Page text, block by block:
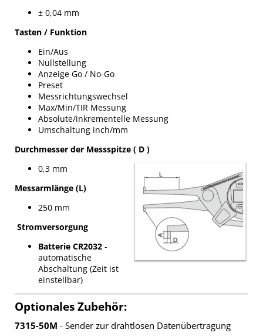
± 0,04 mm
Tasten / Funktion
Ein/Aus
Nullstellung
Anzeige Go / No-Go
Preset
Messrichtungswechsel
Max/Min/TIR Messung
Absolute/inkrementelle Messung
Umschaltung inch/mm
Durchmesser der Messspitze ( D )
0,3 mm
Messarmlänge (L)
250 mm
Stromversorgung
Batterie CR2032 -
automatische
Abschaltung (Zeit ist
einstellbar)
Optionales Zubehör:
7315-50M - Sender zur drahtlosen Datenübertragung